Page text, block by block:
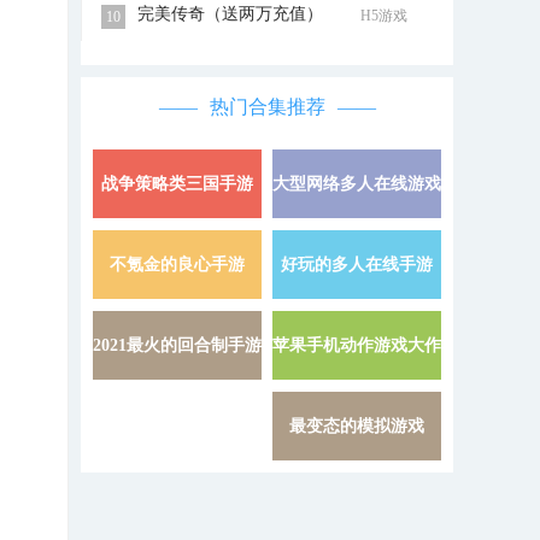
10 完美传奇（送两万充值） H5游戏
热门合集推荐
战争策略类三国手游 详情 »
大型网络多人在线游戏
不氪金的良心手游 详情 »
好玩的多人在线手游
2021最火的回合制手游 详情 »
苹果手机动作游戏大作
最变态的模拟游戏